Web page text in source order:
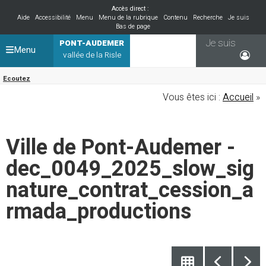
Accès direct :
Aide
Accessibilité Menu Menu de la rubrique Contenu Recherche
Je suis
Bas de page
PONT-AUDEMER
vallée de la Risle
Ecoutez
Je suis
Menu
Vous êtes ici : Accueil »
Ville de Pont-Audemer -
dec_0049_2025_slow_sig
nature_contrat_cession_a
rmada_productions